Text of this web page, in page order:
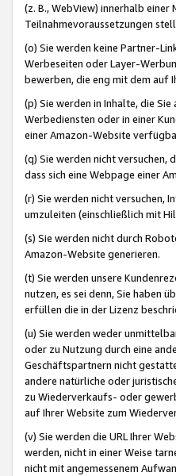
(z. B., WebView) innerhalb
Teilnahmevoraussetzungen
(o) Sie werden keine Partner-
Werbeseiten oder Layer-
bewerben, die eng mit dem auf
(p) Sie werden in Inhalte, die
Werbediensten oder in einer
einer Amazon-Website
(q) Sie werden nicht versuchen,
dass sich eine Webpage einer
(r) Sie werden nicht versuchen,
umzuleiten (einschließlich mit
(s) Sie werden nicht durch
Amazon-Website generieren.
(t) Sie werden unsere
nutzen, es sei denn, Sie haben
erfüllen die in der Lizenz
(u) Sie werden weder
oder zu Nutzung durch eine
Geschäftspartnern nicht
andere natürliche oder
zu Wiederverkaufs- oder
auf Ihrer Website zum
(v) Sie werden die URL Ihrer
werden, nicht in einer Weise
nicht mit angemessenem